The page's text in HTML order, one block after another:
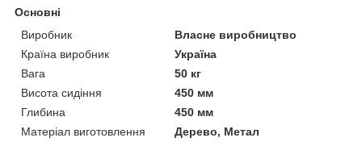
Основні
Виробник
Власне виробництво
Країна виробник
Україна
Вага
50 кг
Висота сидіння
450 мм
Глибина
450 мм
Матеріал виготовлення
Дерево, Метал